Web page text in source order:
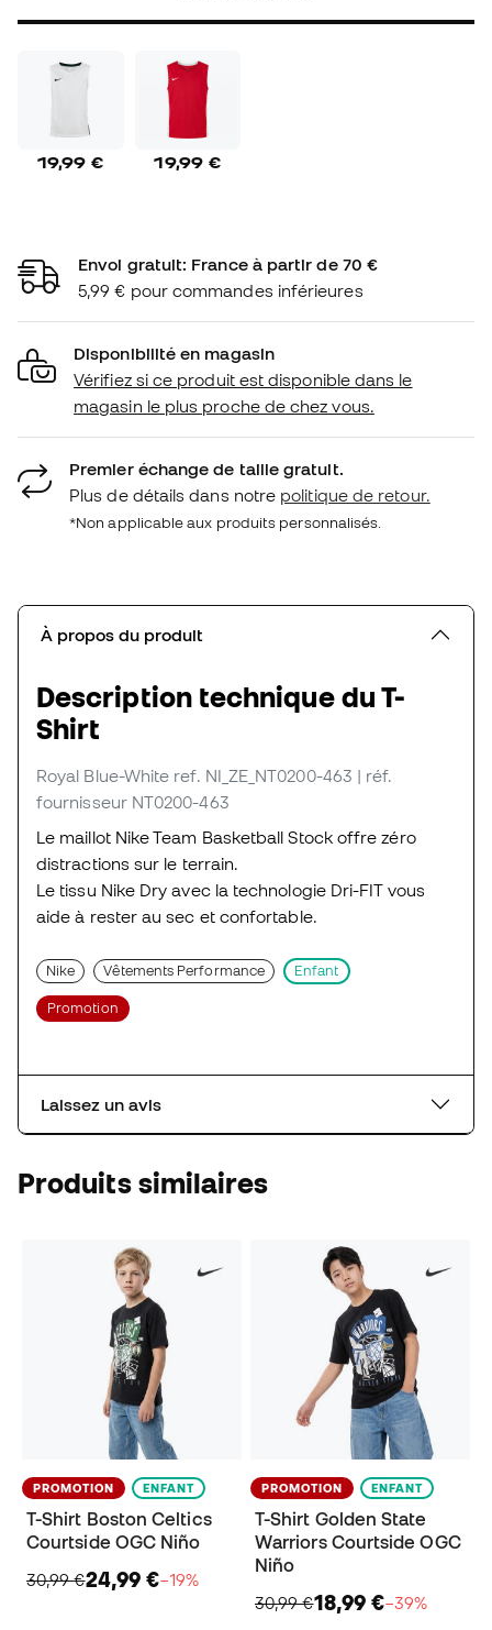
19,99 € 19,99 €
Envoi gratuit: France à partir de 70 €
5,99 € pour commandes inférieures
Disponibilité en magasin
Vérifiez si ce produit est disponible dans le
magasin le plus proche de chez vous.
Premier échange de taille gratuit.
Plus de détails dans notre politique de retour.
*Non applicable aux produits personnalisés.
À propos du produit
Description technique du T-
Shirt
Royal Blue-White ref. NI_ZE_NT0200-463 | réf.
fournisseur NT0200-463
Le maillot Nike Team Basketball Stock offre zéro
distractions sur le terrain.
Le tissu Nike Dry avec la technologie Dri-FIT vous
aide à rester au sec et confortable.
Nike Vêtements Performance Enfant
Promotion
Laissez un avis
Produits similaires
PROMOTION ENFANT
T-Shirt Boston Celtics
Courtside OGC Niño
30,99 €24,99 €−19%
PROMOTION ENFANT
T-Shirt Golden State
Warriors Courtside OGC
Niño
30,99 €18,99 €−39%